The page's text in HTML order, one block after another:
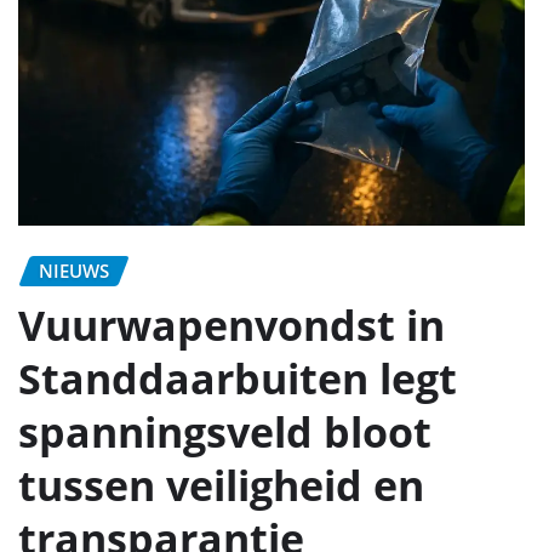
NIEUWS
Vuurwapenvondst in
Standdaarbuiten legt
spanningsveld bloot
tussen veiligheid en
transparantie